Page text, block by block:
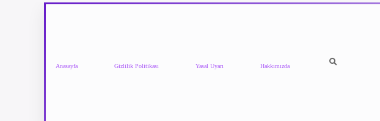
Anasayfa Gizlilik Politikası Yasal Uyarı Hakkımızda